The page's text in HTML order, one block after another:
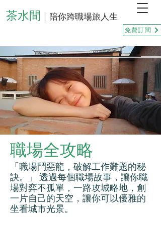
茶水間 ｜陪你跨職場旅人生
免費訂閱
職場全攻略
「職場鬥惡龍，破解工作難題的秘
訣。」 透過每個職場故事，讓你職
場對弈不孤單，一路攻城略地，創
一片自己的天空，讓你可以優雅的
坐看城市光景。